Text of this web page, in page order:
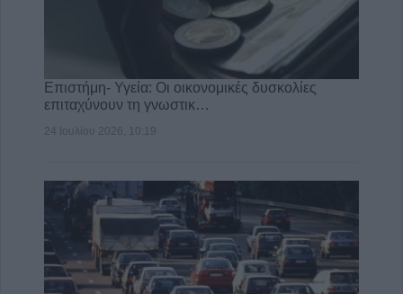
Επιστήμη- Υγεία: Οι οικονομικές δυσκολίες
επιταχύνουν τη γνωστικ…
24 Ιουλίου 2026, 10:19